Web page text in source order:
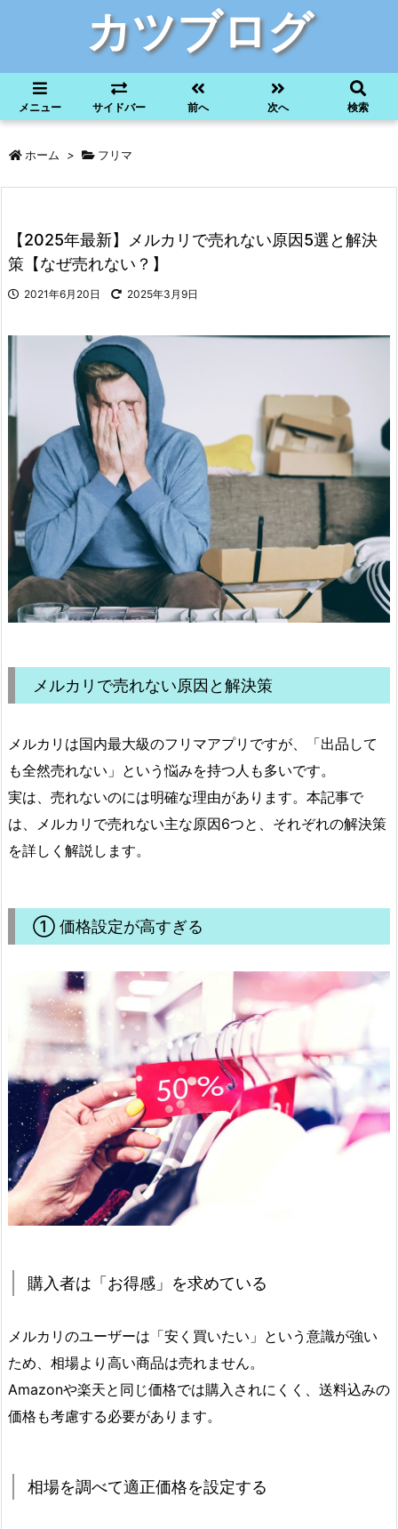
カツブログ
メニュー サイドバー 前へ 次へ 検索
ホーム > フリマ
【2025年最新】メルカリで売れない原因5選と解決
策【なぜ売れない？】
2021年6月20日 2025年3月9日
メルカリで売れない原因と解決策
メルカリは国内最大級のフリマアプリですが、「出品して
も全然売れない」という悩みを持つ人も多いです。
実は、売れないのには明確な理由があります。本記事で
は、メルカリで売れない主な原因6つと、それぞれの解決策
を詳しく解説します。
① 価格設定が高すぎる
購入者は「お得感」を求めている
メルカリのユーザーは「安く買いたい」という意識が強い
ため、相場より高い商品は売れません。
Amazonや楽天と同じ価格では購入されにくく、送料込みの
価格も考慮する必要があります。
相場を調べて適正価格を設定する